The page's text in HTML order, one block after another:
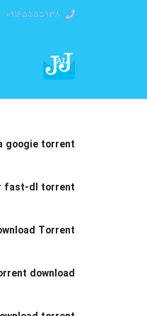
09165555938
googie torrent
fast-dl torrent
Torrent
download